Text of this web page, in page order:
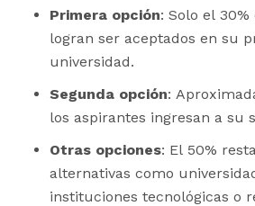
Primera opción: Solo el
logran ser aceptados en su
universidad.
Segunda opción:
los aspirantes ingresan a su
Otras opciones: El 50%
alternativas como
instituciones tecnológicas o